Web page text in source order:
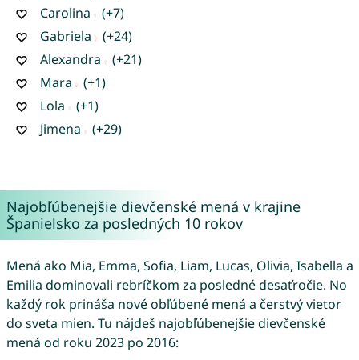
Carolina
(+7)
Gabriela
(+24)
Alexandra
(+21)
Mara
(+1)
Lola
(+1)
Jimena
(+29)
Najobľúbenejšie dievčenské mená v krajine
Španielsko za posledných 10 rokov
Mená ako Mia, Emma, Sofia, Liam, Lucas, Olivia, Isabella a
Emilia dominovali rebríčkom za posledné desaťročie. No
každý rok prináša nové obľúbené mená a čerstvý vietor
do sveta mien. Tu nájdeš najobľúbenejšie dievčenské
mená od roku 2023 po 2016: